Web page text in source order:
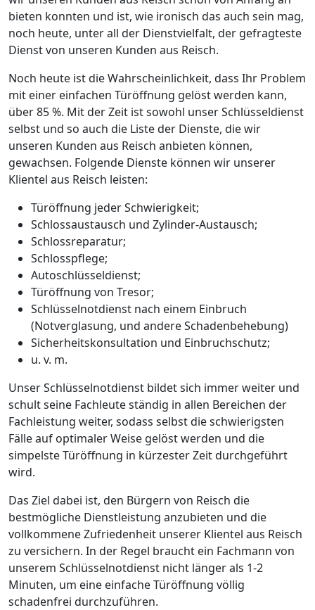
bieten konnten und ist, wie ironisch das auch sein mag,
noch heute, unter all der Dienstvielfalt, der gefragteste
Dienst von unseren Kunden aus Reisch.
Noch heute ist die Wahrscheinlichkeit, dass Ihr Problem
mit einer einfachen Türöffnung gelöst werden kann,
über 85 %. Mit der Zeit ist sowohl unser Schlüsseldienst
selbst und so auch die Liste der Dienste, die wir
unseren Kunden aus Reisch anbieten können,
gewachsen. Folgende Dienste können wir unserer
Klientel aus Reisch leisten:
Türöffnung jeder Schwierigkeit;
Schlossaustausch und Zylinder-Austausch;
Schlossreparatur;
Schlosspflege;
Autoschlüsseldienst;
Türöffnung von Tresor;
Schlüsselnotdienst nach einem Einbruch
(Notverglasung, und andere Schadenbehebung)
Sicherheitskonsultation und Einbruchschutz;
u. v. m.
Unser Schlüsselnotdienst bildet sich immer weiter und
schult seine Fachleute ständig in allen Bereichen der
Fachleistung weiter, sodass selbst die schwierigsten
Fälle auf optimaler Weise gelöst werden und die
simpelste Türöffnung in kürzester Zeit durchgeführt
wird.
Das Ziel dabei ist, den Bürgern von Reisch die
bestmögliche Dienstleistung anzubieten und die
vollkommene Zufriedenheit unserer Klientel aus Reisch
zu versichern. In der Regel braucht ein Fachmann von
unserem Schlüsselnotdienst nicht länger als 1-2
Minuten, um eine einfache Türöffnung völlig
schadenfrei durchzuführen.